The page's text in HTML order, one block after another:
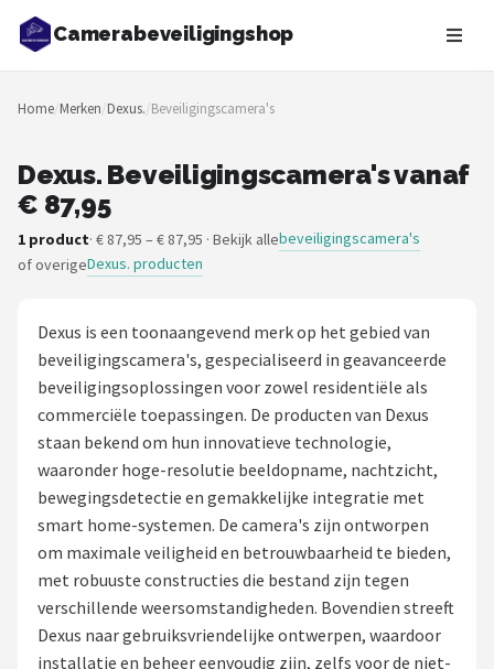
Camerabeveiligingshop
Zoeken
NAVIGATIE
Merken
Blog
Camera Deurbellen
NAS
Shop
POPULAIRE MERKEN
Eufy
Home-Locking
Home/Merken/Dexus./Beveiligingscamera's
Dexus. Beveiligingscamera's vanaf
€ 87,95
1 product· € 87,95 – € 87,95 · Bekijk allebeveiligingscamera's
of overigeDexus. producten
Dexus is een toonaangevend merk op het gebied van
beveiligingscamera's, gespecialiseerd in geavanceerde
beveiligingsoplossingen voor zowel residentiële als
commerciële toepassingen. De producten van Dexus
staan bekend om hun innovatieve technologie,
waaronder hoge-resolutie beeldopname, nachtzicht,
bewegingsdetectie en gemakkelijke integratie met
smart home-systemen. De camera's zijn ontworpen
om maximale veiligheid en betrouwbaarheid te bieden,
met robuuste constructies die bestand zijn tegen
verschillende weersomstandigheden. Bovendien streeft
Dexus naar gebruiksvriendelijke ontwerpen, waardoor
installatie en beheer eenvoudig zijn, zelfs voor de niet-